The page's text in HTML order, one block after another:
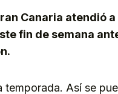
Canaria atendió
fin de semana
temporada. Así se